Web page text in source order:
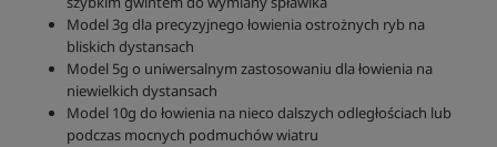
Model 3g dla precyzyjnego łowienia ostrożnych ryb na
bliskich dystansach
Model 5g o uniwersalnym zastosowaniu dla łowienia na
niewielkich dystansach
Model 10g do łowienia na nieco dalszych odległościach lub
podczas mocnych podmuchów wiatru